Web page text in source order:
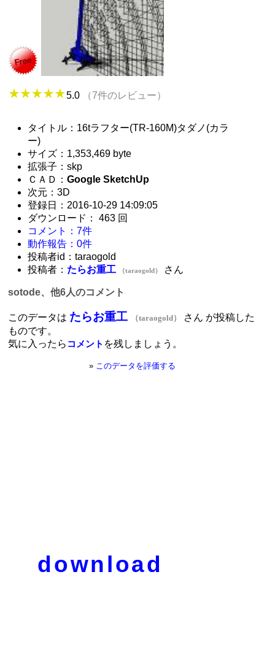
5.0 （7件のレビュー）
タイトル：16tラフター(TR-160M)タダノ(カラ
ー)
サイズ：1,353,469 byte
拡張子：skp
ＣＡＤ：Google SketchUp
次元：3D
登録日：2016-10-29 14:09:05
ダウンロード： 463 回
コメント：7件
動作報告：0件
投稿者id：taraogold
投稿者： たらお重工 （taraogold） さん
sotode、他6人のコメント
このデータは たらお重工 （taraogold）
さん が投稿した
ものです。
気に入ったら コメント を残しましょう。
» このデータを評価する
download